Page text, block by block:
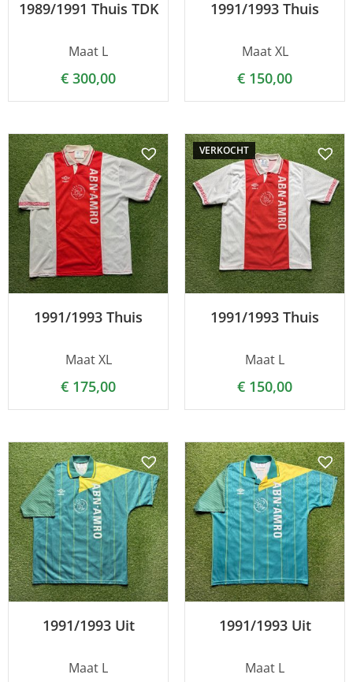
1989/1991 Thuis TDK
Maat L
€ 300,00
1991/1993 Thuis
Maat XL
€ 150,00
1991/1993 Thuis
Maat XL
€ 175,00
VERKOCHT
1991/1993 Thuis
Maat L
€ 150,00
1991/1993 Uit
Maat L
1991/1993 Uit
Maat L